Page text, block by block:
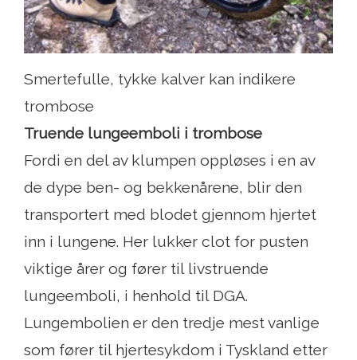
Smertefulle, tykke kalver kan indikere
trombose
Truende lungeemboli i trombose
Fordi en del av klumpen oppløses i en av
de dype ben- og bekkenårene, blir den
transportert med blodet gjennom hjertet
inn i lungene. Her lukker clot for pusten
viktige årer og fører til livstruende
lungeemboli, i henhold til DGA.
Lungembolien er den tredje mest vanlige
som fører til hjertesykdom i Tyskland etter